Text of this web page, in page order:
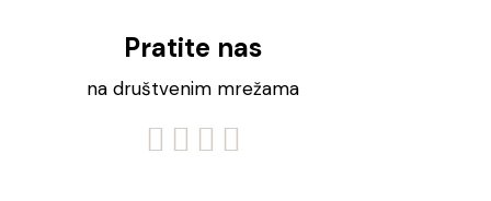
Pratite nas
na društvenim mrežama